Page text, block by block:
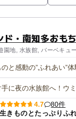
・南知多おも
園地, 水族館, バーベキュー
と感動の”ふれあい”体
に夜の水族館へ！ウ
4.7
80件
きものとたっぷりふ